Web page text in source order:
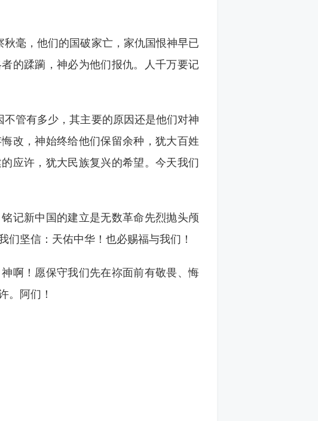
毫，他们的国破家亡，家仇国恨神早已
的蹂躏，神必为他们报仇。人千万要记
管有多少，其主要的原因还是他们对神
改，神始终给他们保留余种，犹大百姓
应许，犹大民族复兴的希望。今天我们
记新中国的建立是无数革命先烈抛头颅
们坚信：天佑中华！也必赐福与我们！
啊！愿保守我们先在祢面前有敬畏、悔
。阿们！